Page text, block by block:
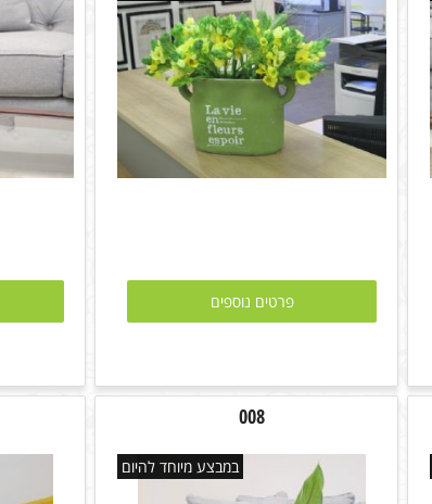
פרטים נוספים
008
במבצע מיוחד להיום